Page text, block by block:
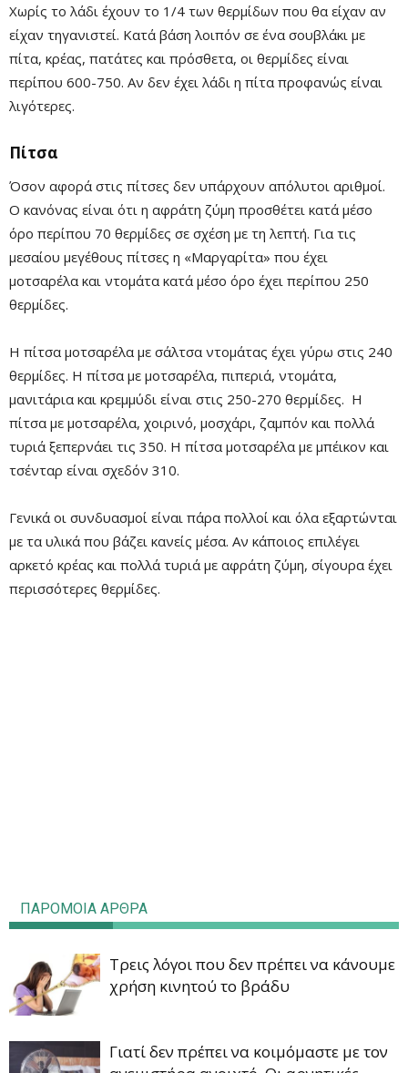
Remaining
Mute
Χωρίς το λάδι έχουν το 1/4 των θερμίδων που θα είχαν αν
είχαν τηγανιστεί. Κατά βάση λοιπόν σε ένα σουβλάκι με
πίτα, κρέας, πατάτες και πρόσθετα, οι θερμίδες είναι
περίπου 600-750. Αν δεν έχει λάδι η πίτα προφανώς είναι
λιγότερες.
Πίτσα
Όσον αφορά στις πίτσες δεν υπάρχουν απόλυτοι αριθμοί.
Ο κανόνας είναι ότι η αφράτη ζύμη προσθέτει κατά μέσο
όρο περίπου 70 θερμίδες σε σχέση με τη λεπτή. Για τις
μεσαίου μεγέθους πίτσες η «Μαργαρίτα» που έχει
μοτσαρέλα και ντομάτα κατά μέσο όρο έχει περίπου 250
θερμίδες.
Η πίτσα μοτσαρέλα με σάλτσα ντομάτας έχει γύρω στις 240
θερμίδες. Η πίτσα με μοτσαρέλα, πιπεριά, ντομάτα,
μανιτάρια και κρεμμύδι είναι στις 250-270 θερμίδες. Η
πίτσα με μοτσαρέλα, χοιρινό, μοσχάρι, ζαμπόν και πολλά
τυριά ξεπερνάει τις 350. Η πίτσα μοτσαρέλα με μπέικον και
τσένταρ είναι σχεδόν 310.
Γενικά οι συνδυασμοί είναι πάρα πολλοί και όλα εξαρτώνται
με τα υλικά που βάζει κανείς μέσα. Αν κάποιος επιλέγει
αρκετό κρέας και πολλά τυριά με αφράτη ζύμη, σίγουρα έχει
περισσότερες θερμίδες.
ΠΑΡΟΜΟΙΑ ΑΡΘΡΑ
Τρεις λόγοι που δεν πρέπει να κάνουμε
χρήση κινητού το βράδυ
Γιατί δεν πρέπει να κοιμόμαστε με τον